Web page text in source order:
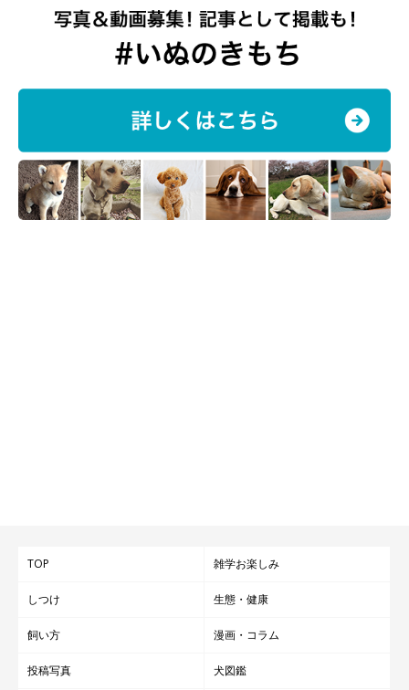
TOP 雑学お楽しみ
しつけ 生態・健康
飼い方 漫画・コラム
投稿写真 犬図鑑